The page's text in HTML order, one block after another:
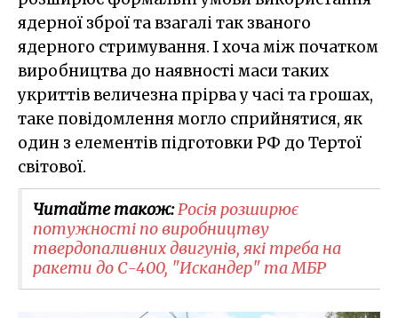
ядерної зброї та взагалі так званого
ядерного стримування. І хоча між початком
виробництва до наявності маси таких
укриттів величезна прірва у часі та грошах,
таке повідомлення могло сприйнятися, як
один з елементів підготовки РФ до Тертої
світової.
Читайте також:Росія розширює
потужності по виробництву
твердопаливних двигунів, які треба на
ракети до С-400, "Искандер" та МБР